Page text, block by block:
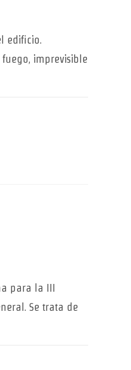
edificio.
imprevisible
para la III
Se trata de